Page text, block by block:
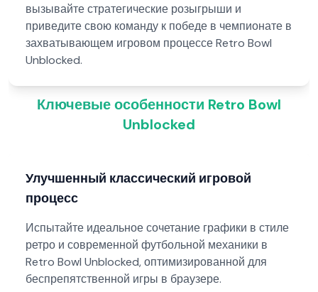
вызывайте стратегические розыгрыши и
приведите свою команду к победе в чемпионате в
захватывающем игровом процессе Retro Bowl
Unblocked.
Ключевые особенности Retro Bowl
Unblocked
Улучшенный классический игровой
процесс
Испытайте идеальное сочетание графики в стиле
ретро и современной футбольной механики в
Retro Bowl Unblocked, оптимизированной для
беспрепятственной игры в браузере.